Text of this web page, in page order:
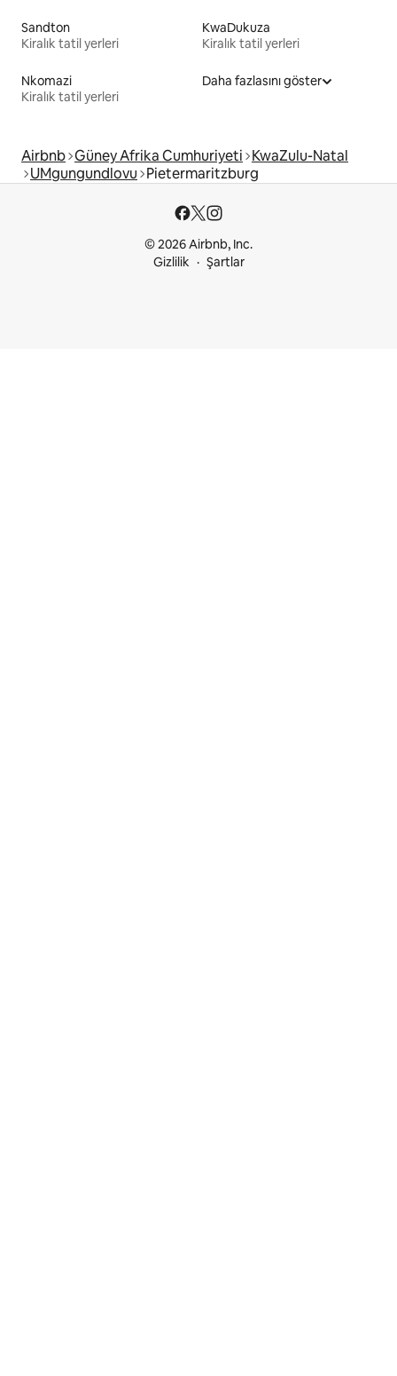
Sandton
Kiralık tatil yerleri
KwaDukuza
Kiralık tatil yerleri
Nkomazi
Kiralık tatil yerleri
Daha fazlasını göster
Airbnb Güney Afrika Cumhuriyeti KwaZulu-Natal
UMgungundlovu Pietermaritzburg
© 2026 Airbnb, Inc.
Gizlilik
Şartlar